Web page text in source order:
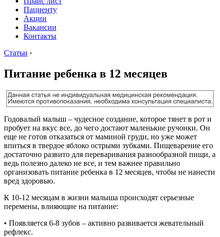
Пациенту
Акции
Вакансии
Контакты
Статьи ›
Питание ребенка в 12 месяцев
Годовалый малыш – чудесное создание, которое тянет в рот и
пробует на вкус все, до чего достают маленькие ручонки. Он
еще не готов отказаться от маминой груди, но уже может
впиться в твердое яблоко острыми зубками. Пищеварение его
достаточно развито для переваривания разнообразной пищи, а
ведь полезно далеко не все, и тем важнее правильно
организовать питание ребенка в 12 месяцев, чтобы не нанести
вред здоровью.
К 10-12 месяцам в жизни малыша происходят серьезные
перемены, влияющие на питание:
• Появляется 6-8 зубов – активно развивается жевательный
рефлекс.